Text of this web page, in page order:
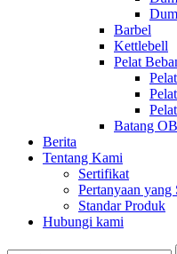
Barbel
Kettlebell
Pelat
Batang OB
Berita
Tentang Kami
Sertifikat
Pertanyaan
Standar Produk
Hubungi kami